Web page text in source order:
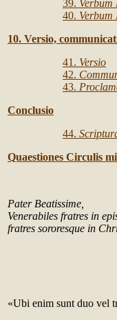
39.
40. Verbum
10. Versio,
41. Versio
42.
43.
Conclusio
44.
Quaestiones Circulis
Pater Beatissime,
Venerabiles fratres in
fratres sororesque in
«Ubi enim sunt duo vel